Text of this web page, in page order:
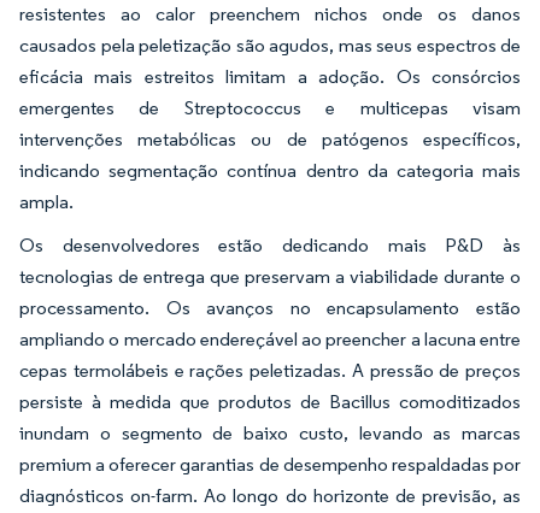
resistentes ao calor preenchem nichos onde os danos
causados pela peletização são agudos, mas seus espectros de
eficácia mais estreitos limitam a adoção. Os consórcios
emergentes de Streptococcus e multicepas visam
intervenções metabólicas ou de patógenos específicos,
indicando segmentação contínua dentro da categoria mais
ampla.
Os desenvolvedores estão dedicando mais P&D às
tecnologias de entrega que preservam a viabilidade durante o
processamento. Os avanços no encapsulamento estão
ampliando o mercado endereçável ao preencher a lacuna entre
cepas termolábeis e rações peletizadas. A pressão de preços
persiste à medida que produtos de Bacillus comoditizados
inundam o segmento de baixo custo, levando as marcas
premium a oferecer garantias de desempenho respaldadas por
diagnósticos on-farm. Ao longo do horizonte de previsão, as